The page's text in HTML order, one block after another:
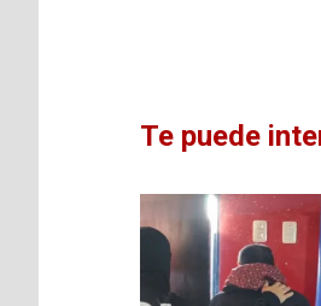
Te puede